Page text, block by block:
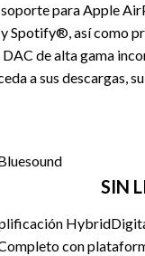
para Apple
así como
de alta gama
a sus descargas,
SIN
con